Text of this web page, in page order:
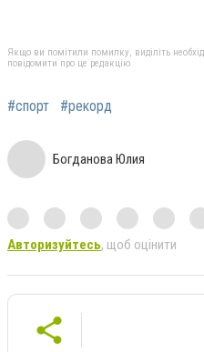
Якщо ви помітили помилку, виділіть
повідомити про це редакцію
#спорт #рекорд
Богданова Юлия
Авторизуйтесь, щоб оцінити